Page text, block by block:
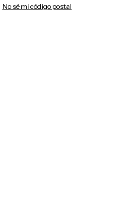
No sé mi código postal